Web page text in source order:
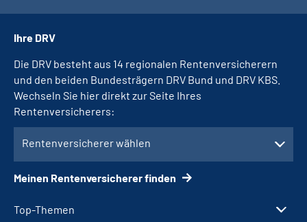
Top-Themen
Ihre DRV
Die DRV besteht aus 14 regionalen Rentenversicherern
und den beiden Bundesträgern DRV Bund und DRV KBS.
Wechseln Sie hier direkt zur Seite Ihres
Rentenversicherers:
Rentenversicherer wählen
Meinen Rentenversicherer finden